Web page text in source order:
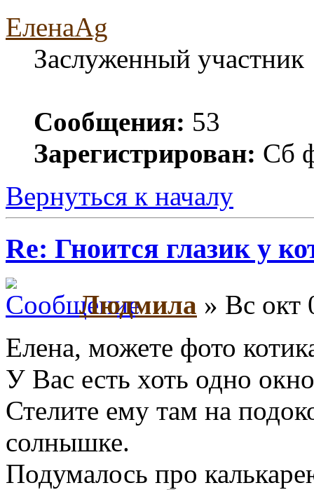
ЕленаAg
Заслуженный участник
Сообщения: 53
Зарегистрирован: Сб
Вернуться к началу
Re: Гноится глазик у
Людмила » Вс окт
Елена, можете фото
У Вас есть хоть одно
Стелите ему там на
солнышке.
Подумалось про